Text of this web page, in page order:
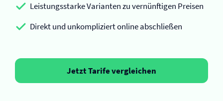
Leistungsstarke Varianten zu vernünftigen Preisen
Direkt und unkompliziert online abschließen
Jetzt Tarife vergleichen